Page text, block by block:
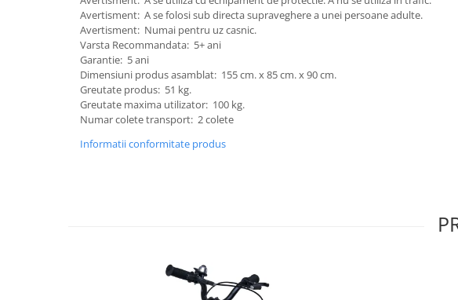
Mobilier Birou
Sac de dormit copii
Sac de dormit 60 cm
Sac de dormit 70 cm
Sac de dormit 80 cm
Avertisment: A se folosi sub directa supraveghere a unei persoane adulte.
Avertisment: Numai pentru uz casnic.
Varsta Recommandata: 5+ ani
Garantie: 5 ani
Dimensiuni produs asamblat: 155 cm. x 85 cm. x 90 cm.
Greutate produs: 51 kg.
Greutate maxima utilizator: 100 kg.
Numar colete transport: 2 colete
Informatii conformitate produs